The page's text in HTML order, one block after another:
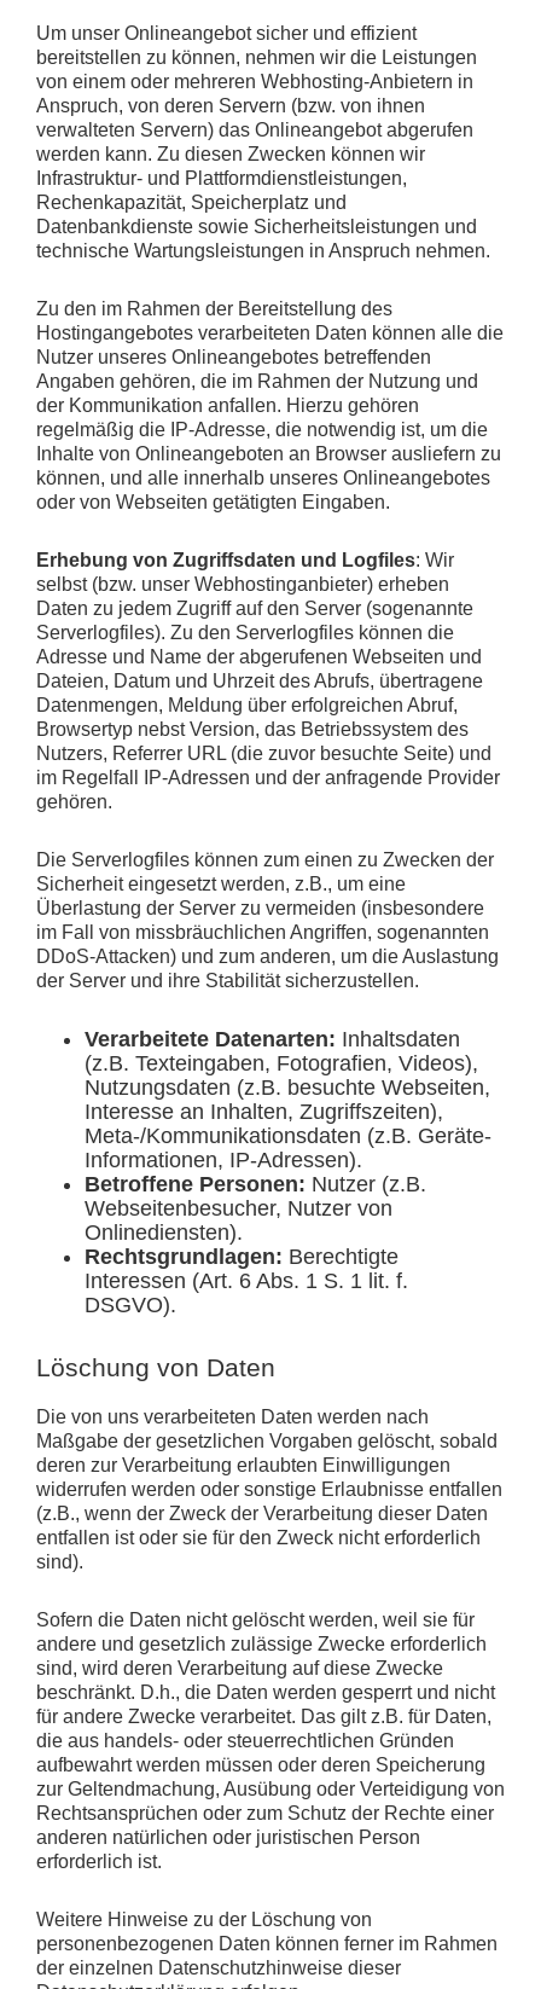
Um unser Onlineangebot sicher und effizient
bereitstellen zu können, nehmen wir die Leistungen
von einem oder mehreren Webhosting-Anbietern in
Anspruch, von deren Servern (bzw. von ihnen
verwalteten Servern) das Onlineangebot abgerufen
werden kann. Zu diesen Zwecken können wir
Infrastruktur- und Plattformdienstleistungen,
Rechenkapazität, Speicherplatz und
Datenbankdienste sowie Sicherheitsleistungen und
technische Wartungsleistungen in Anspruch nehmen.
Zu den im Rahmen der Bereitstellung des
Hostingangebotes verarbeiteten Daten können alle die
Nutzer unseres Onlineangebotes betreffenden
Angaben gehören, die im Rahmen der Nutzung und
der Kommunikation anfallen. Hierzu gehören
regelmäßig die IP-Adresse, die notwendig ist, um die
Inhalte von Onlineangeboten an Browser ausliefern zu
können, und alle innerhalb unseres Onlineangebotes
oder von Webseiten getätigten Eingaben.
Erhebung von Zugriffsdaten und Logfiles: Wir
selbst (bzw. unser Webhostinganbieter) erheben
Daten zu jedem Zugriff auf den Server (sogenannte
Serverlogfiles). Zu den Serverlogfiles können die
Adresse und Name der abgerufenen Webseiten und
Dateien, Datum und Uhrzeit des Abrufs, übertragene
Datenmengen, Meldung über erfolgreichen Abruf,
Browsertyp nebst Version, das Betriebssystem des
Nutzers, Referrer URL (die zuvor besuchte Seite) und
im Regelfall IP-Adressen und der anfragende Provider
gehören.
Die Serverlogfiles können zum einen zu Zwecken der
Sicherheit eingesetzt werden, z.B., um eine
Überlastung der Server zu vermeiden (insbesondere
im Fall von missbräuchlichen Angriffen, sogenannten
DDoS-Attacken) und zum anderen, um die Auslastung
der Server und ihre Stabilität sicherzustellen.
Verarbeitete Datenarten: Inhaltsdaten
(z.B. Texteingaben, Fotografien, Videos),
Nutzungsdaten (z.B. besuchte Webseiten,
Interesse an Inhalten, Zugriffszeiten),
Meta-/Kommunikationsdaten (z.B. Geräte-
Informationen, IP-Adressen).
Betroffene Personen: Nutzer (z.B.
Webseitenbesucher, Nutzer von
Onlinediensten).
Rechtsgrundlagen: Berechtigte
Interessen (Art. 6 Abs. 1 S. 1 lit. f.
DSGVO).
Löschung von Daten
Die von uns verarbeiteten Daten werden nach
Maßgabe der gesetzlichen Vorgaben gelöscht, sobald
deren zur Verarbeitung erlaubten Einwilligungen
widerrufen werden oder sonstige Erlaubnisse entfallen
(z.B., wenn der Zweck der Verarbeitung dieser Daten
entfallen ist oder sie für den Zweck nicht erforderlich
sind).
Sofern die Daten nicht gelöscht werden, weil sie für
andere und gesetzlich zulässige Zwecke erforderlich
sind, wird deren Verarbeitung auf diese Zwecke
beschränkt. D.h., die Daten werden gesperrt und nicht
für andere Zwecke verarbeitet. Das gilt z.B. für Daten,
die aus handels- oder steuerrechtlichen Gründen
aufbewahrt werden müssen oder deren Speicherung
zur Geltendmachung, Ausübung oder Verteidigung von
Rechtsansprüchen oder zum Schutz der Rechte einer
anderen natürlichen oder juristischen Person
erforderlich ist.
Weitere Hinweise zu der Löschung von
personenbezogenen Daten können ferner im Rahmen
der einzelnen Datenschutzhinweise dieser